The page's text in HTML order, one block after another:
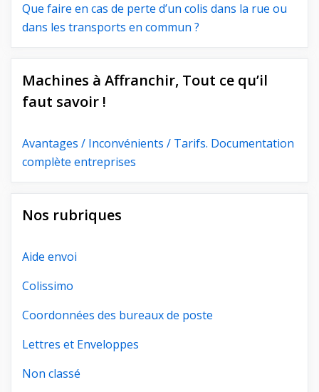
Que faire en cas de perte d’un colis dans la rue ou
dans les transports en commun ?
Machines à Affranchir, Tout ce qu’il
faut savoir !
Avantages / Inconvénients / Tarifs. Documentation
complète entreprises
Nos rubriques
Aide envoi
Colissimo
Coordonnées des bureaux de poste
Lettres et Enveloppes
Non classé